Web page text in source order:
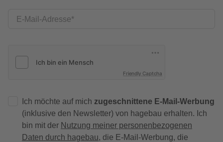
E-Mail-Adresse
Friendly Captcha
Ich möchte auf mich zugeschnittene E-Mail-Werbung
(inklusive den Newsletter) von hagebau erhalten. Ich
bin mit der Nutzung meiner personenbezogenen
Daten durch hagebau, die E-Mail-Werbung, die